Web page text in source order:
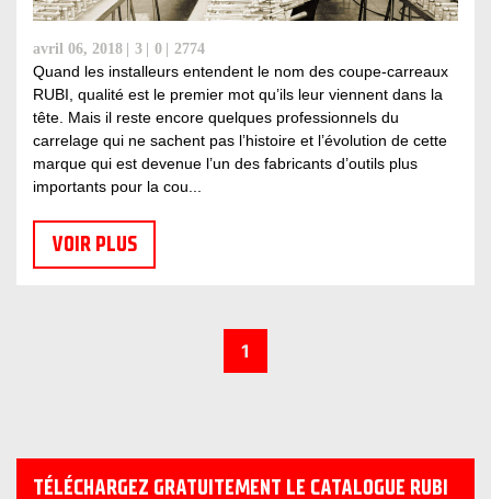
avril 06, 2018 3 0 2774
Quand les installeurs entendent le nom des coupe-carreaux
RUBI, qualité est le premier mot qu’ils leur viennent dans la
tête. Mais il reste encore quelques professionnels du
carrelage qui ne sachent pas l’histoire et l’évolution de cette
marque qui est devenue l’un des fabricants d’outils plus
importants pour la cou...
VOIR PLUS
1
TÉLÉCHARGEZ GRATUITEMENT LE CATALOGUE RUBI